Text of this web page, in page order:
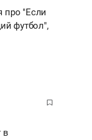
"Если
футбол",
в